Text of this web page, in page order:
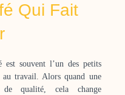
Qui Fait
est souvent l’un des petits
au travail. Alors quand une
qualité, cela change